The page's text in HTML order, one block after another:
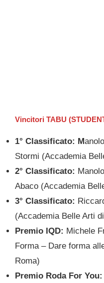
Vincitori TABU
1° Classificato: M
Stormi (Accademia
2° Classificato:
Abaco (Accademia
3° Classificato:
(Accademia Belle Arti
Premio IQD: Michele
Forma – Dare forma
Roma)
Premio Roda For You: